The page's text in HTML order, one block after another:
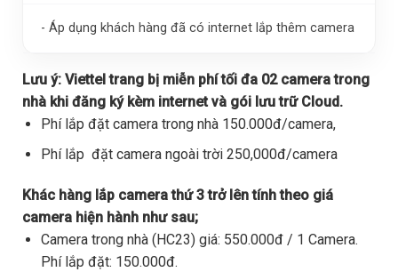
- Áp dụng khách hàng đã có internet lắp thêm camera
Lưu ý: Viettel trang bị miễn phí tối đa 02 camera trong
nhà khi đăng ký kèm internet và gói lưu trữ Cloud.
Phí lắp đặt camera trong nhà 150.000đ/camera,
Phí lắp đặt camera ngoài trời 250,000đ/camera
Khác hàng lắp camera thứ 3 trở lên tính theo giá
camera hiện hành như sau;
Camera trong nhà (HC23) giá: 550.000đ / 1 Camera.
Phí lắp đặt: 150.000đ.